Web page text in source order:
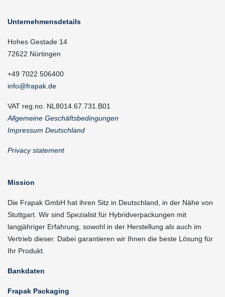
Unternehmensdetails
Hohes Gestade 14
72622 Nürtingen
+49 7022 506400
info@frapak.de
VAT reg.no. NL8014.67.731.B01
Allgemeine Geschäftsbedingungen
Impressum Deutschland
Privacy statement
Mission
Die Frapak GmbH hat ihren Sitz in Deutschland, in der Nähe von
Stuttgart. Wir sind Spezialist für Hybridverpackungen mit
langjähriger Erfahrung, sowohl in der Herstellung als auch im
Vertrieb dieser. Dabei garantieren wir Ihnen die beste Lösung für
Ihr Produkt.
Bankdaten
Frapak Packaging